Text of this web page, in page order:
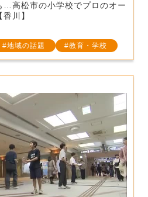
…高松市の小学校でプロのオー
川】
地域の話題 教育・学校